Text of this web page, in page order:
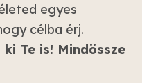
egyes
célba érj.
Te is! Mindössze